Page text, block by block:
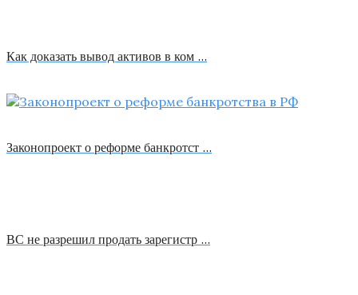
Как доказать вывод активов в ком …
Законопроект о реформе банкротст …
ВС не разрешил продать зарегистр …